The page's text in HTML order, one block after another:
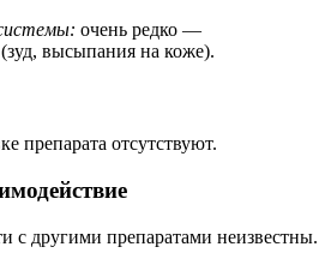
очень редко —
высыпания на коже).
препарата отсутствуют.
с другими препаратами неизвестны.